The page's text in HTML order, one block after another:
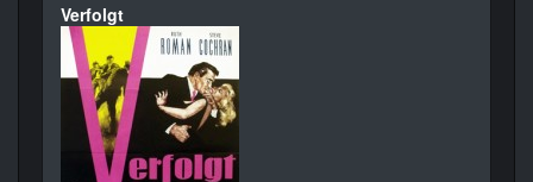
Verfolgt